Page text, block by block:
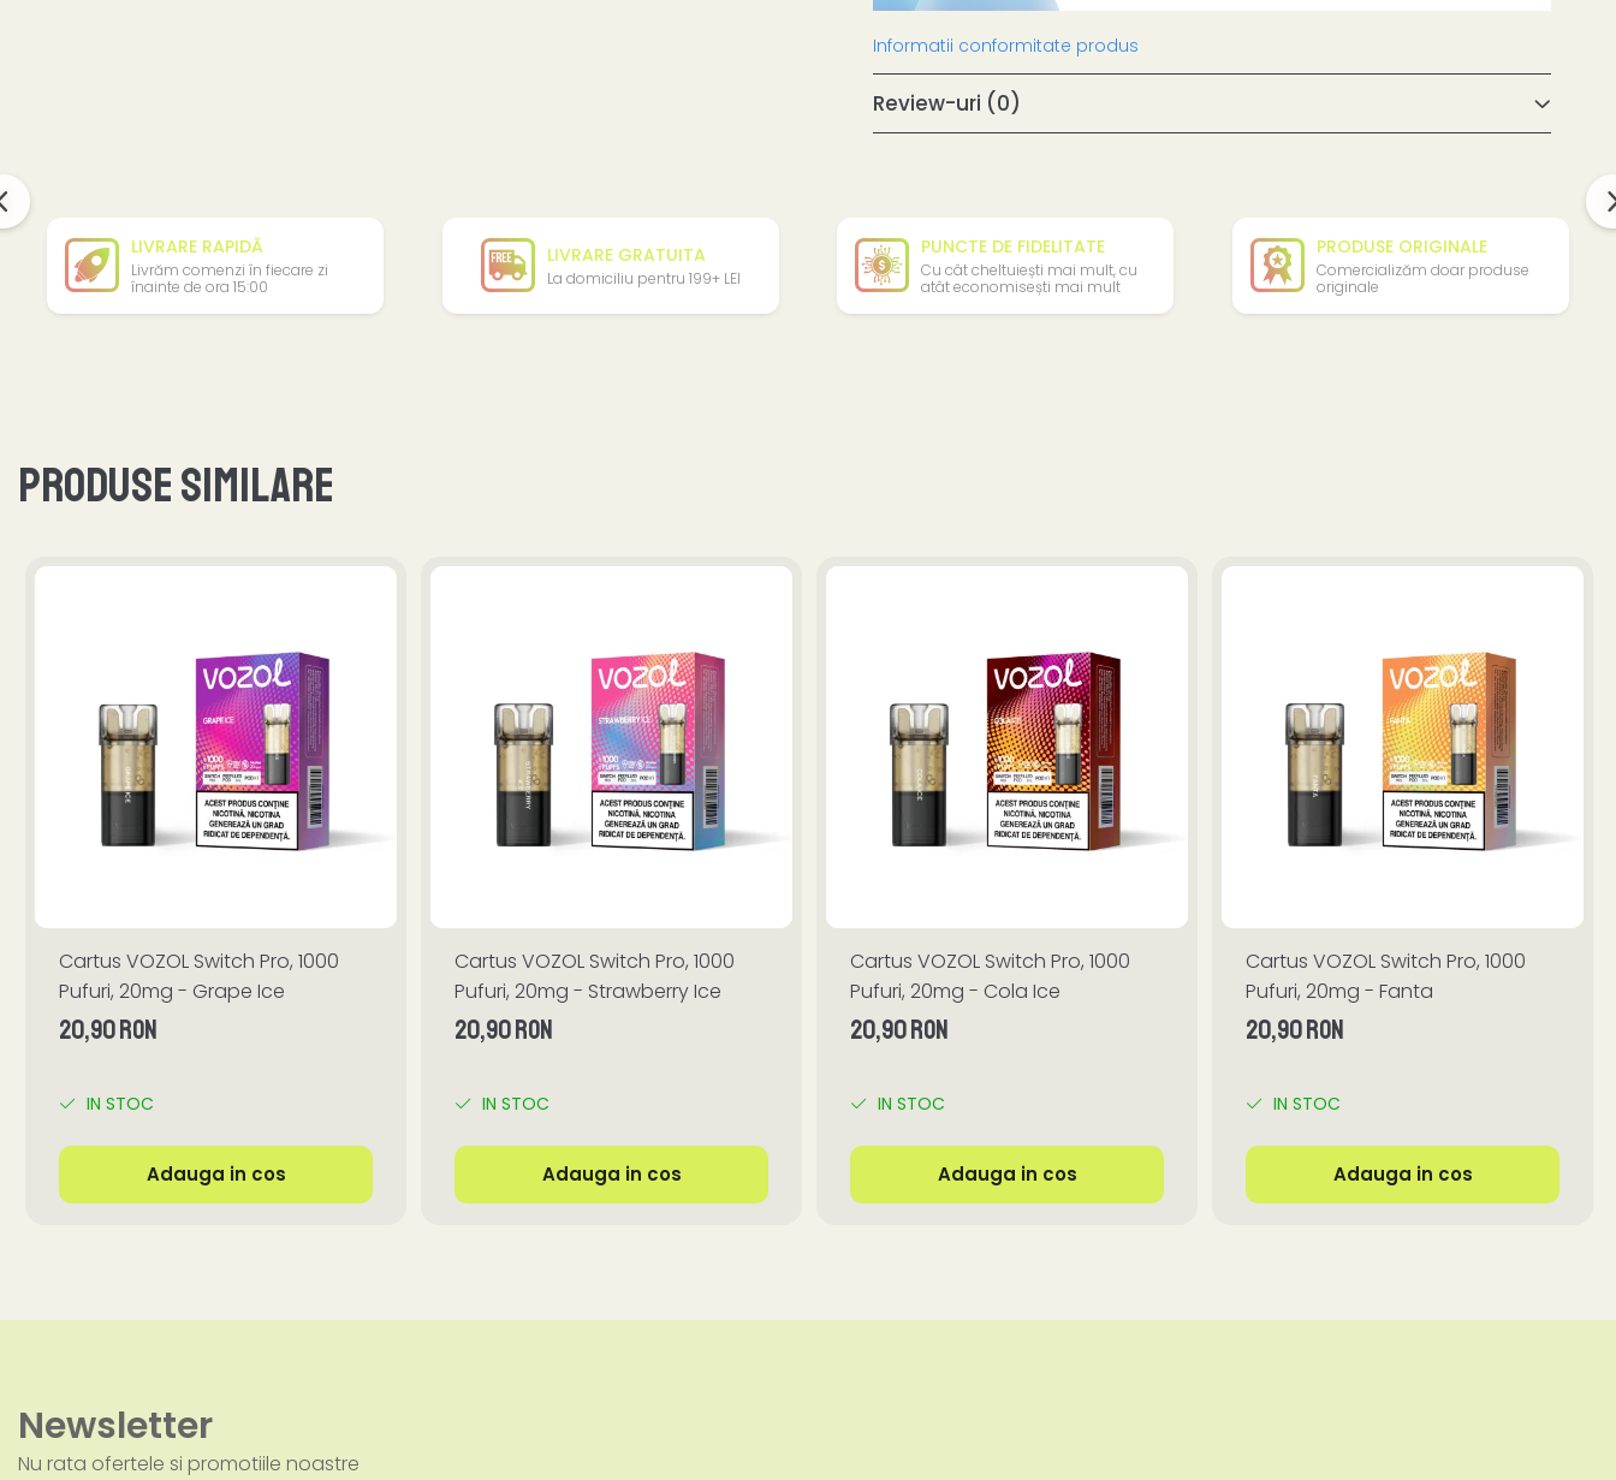
Informatii conformitate produs
Review-uri (0)
LIVRARE RAPIDĂ
Livrăm comenzi în fiecare zi
înainte de ora 15:00
LIVRARE GRATUITA
La domiciliu pentru 199+ LEI
PUNCTE DE FIDELITATE
Cu cât cheltuiești mai mult, cu
atât economisești mai mult
PRODUSE ORIGINALE
Comercializăm doar produse
originale
Produse similare
Cartus VOZOL Switch Pro, 1000
Pufuri, 20mg - Grape Ice
20,90 RON
IN STOC
Adauga in cos
Cartus VOZOL Switch Pro, 1000
Pufuri, 20mg - Strawberry Ice
20,90 RON
IN STOC
Adauga in cos
Cartus VOZOL Switch Pro, 1000
Pufuri, 20mg - Cola Ice
20,90 RON
IN STOC
Adauga in cos
Cartus VOZOL Switch Pro, 1000
Pufuri, 20mg - Fanta
20,90 RON
IN STOC
Adauga in cos
Newsletter
Nu rata ofertele si promotiile noastre